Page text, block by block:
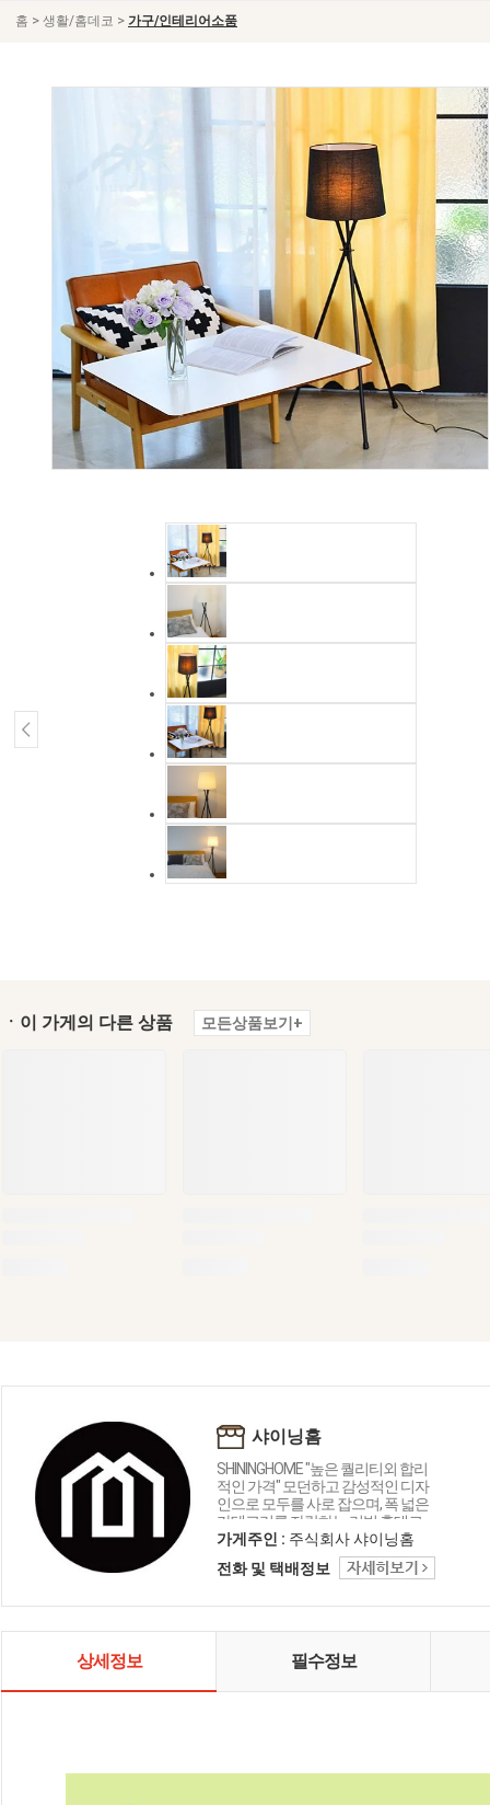
홈 > 생활/홈데코 > 가구/인테리어소품
ㆍ이 가게의 다른 상품 모든상품보기+
샤이닝홈
SHININGHOME "높은 퀄리티외 합리
적인 가격" 모던하고 감성적인 디자
인으로 모두를 사로 잡으며, 폭 넓은
카테고리를 자랑하는 리빙 홈데코
인테리어 샤이닝홈입니다.
가게주인 : 주식회사 샤이닝홈
전화 및 택배정보
상세정보 필수정보